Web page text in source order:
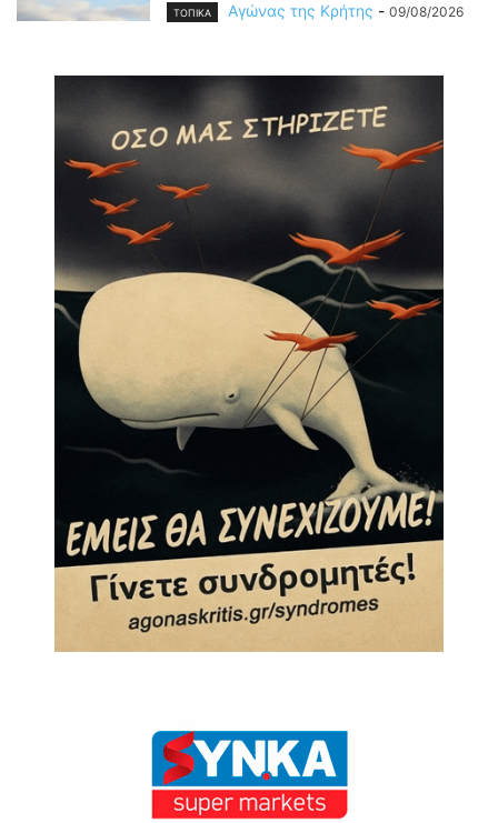
ΤΟΠΙΚΑ Αγώνας της Κρήτης - 09/08/2026